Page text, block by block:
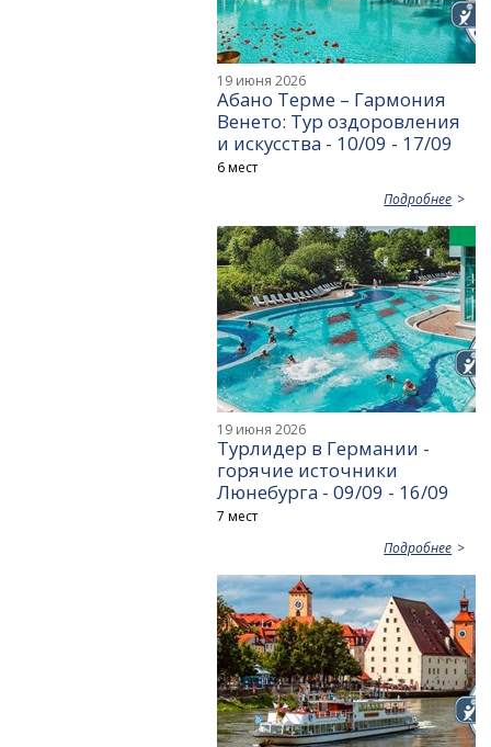
19 июня 2026
Абано Терме – Гармония
Венето: Тур оздоровления
и искусства - 10/09 - 17/09
6 мест
Подробнее
19 июня 2026
Турлидер в Германии -
горячие источники
Люнебурга - 09/09 - 16/09
7 мест
Подробнее